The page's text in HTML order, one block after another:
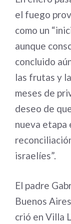
el fuego
como un
aunque
concluido
las frutas y
meses de
deseo de
nueva etapa
israelíes”.
El padre
Buenos
crió en Villa